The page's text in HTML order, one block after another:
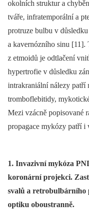
okolních struktur a
tváře, infratemporální a
protruze bulbu v
a kavernózního sinu
z etmoidů je odtlačení
hypertrofie v důsledku
intrakraniální nálezy
tromboflebitidy,
Mezi vzácně popisované
propagace mykózy patří
1. Invazivní mykóza
koronární projekci.
svalů a retrobulbárního
optiku oboustranně.